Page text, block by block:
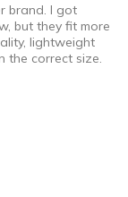
brand. I got
but they fit more
lightweight
the correct size.